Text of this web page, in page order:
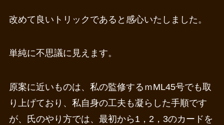
改めて良いトリックであると感心いたしました。
単純に不思議に見えます。
原案に近いものは、私の監修するｍML45号でも取
り上げており、私自身の工夫も凝らした手順です
が、氏のやり方では、最初から1，2，3のカードを